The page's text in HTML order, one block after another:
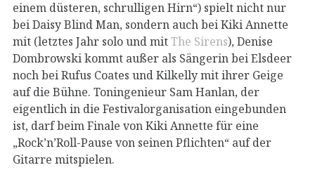
einem düsteren, schrulligen Hirn“) spielt nicht nur
bei Daisy Blind Man, sondern auch bei Kiki Annette
mit (letztes Jahr solo und mitThe Sirens), Denise
Dombrowski kommt außer als Sängerin bei Elsdeer
noch bei Rufus Coates und Kilkelly mit ihrer Geige
auf die Bühne. Toningenieur Sam Hanlan, der
eigentlich in die Festivalorganisation eingebunden
ist, darf beim Finale von Kiki Annette für eine
„Rock’n’Roll-Pause von seinen Pflichten“ auf der
Gitarre mitspielen.